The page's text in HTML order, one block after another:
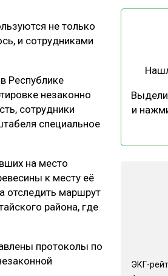
ТЕХНОЛОГИИ
КАЛЕНДАРЬ ВЫСТАВОК
не только
и сотрудниками
Республике
незаконно
сотрудники
специальное
на место
к месту её
отследить маршрут
района, где
протоколы по
и
ЭКГ-